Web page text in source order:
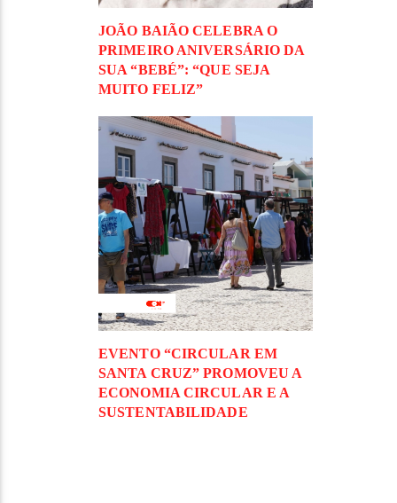
JOÃO BAIÃO CELEBRA O
PRIMEIRO ANIVERSÁRIO DA
SUA “BEBÉ”: “QUE SEJA
MUITO FELIZ”
EVENTO “CIRCULAR EM
SANTA CRUZ” PROMOVEU A
ECONOMIA CIRCULAR E A
SUSTENTABILIDADE